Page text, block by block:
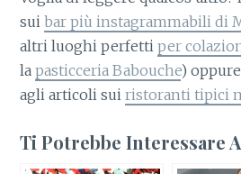
suibar più instagrammabili di
altri luoghi perfettiper
lapasticceria Babouche)
agli articoli suiristoranti tipici
Ti Potrebbe Interessare